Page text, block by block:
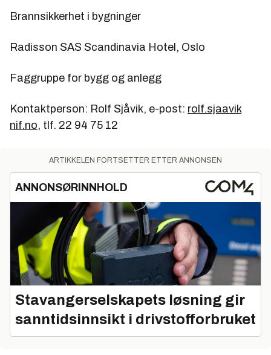
Brannsikkerhet i bygninger
Radisson SAS Scandinavia Hotel, Oslo
Faggruppe for bygg og anlegg
Kontaktperson: Rolf Sjåvik, e-post: rolf.sjaavik
nif.no, tlf. 22 94 75 12
ARTIKKELEN FORTSETTER ETTER ANNONSEN
ANNONSØRINNHOLD
Stavangerselskapets løsning gir
sanntidsinnsikt i drivstofforbruket